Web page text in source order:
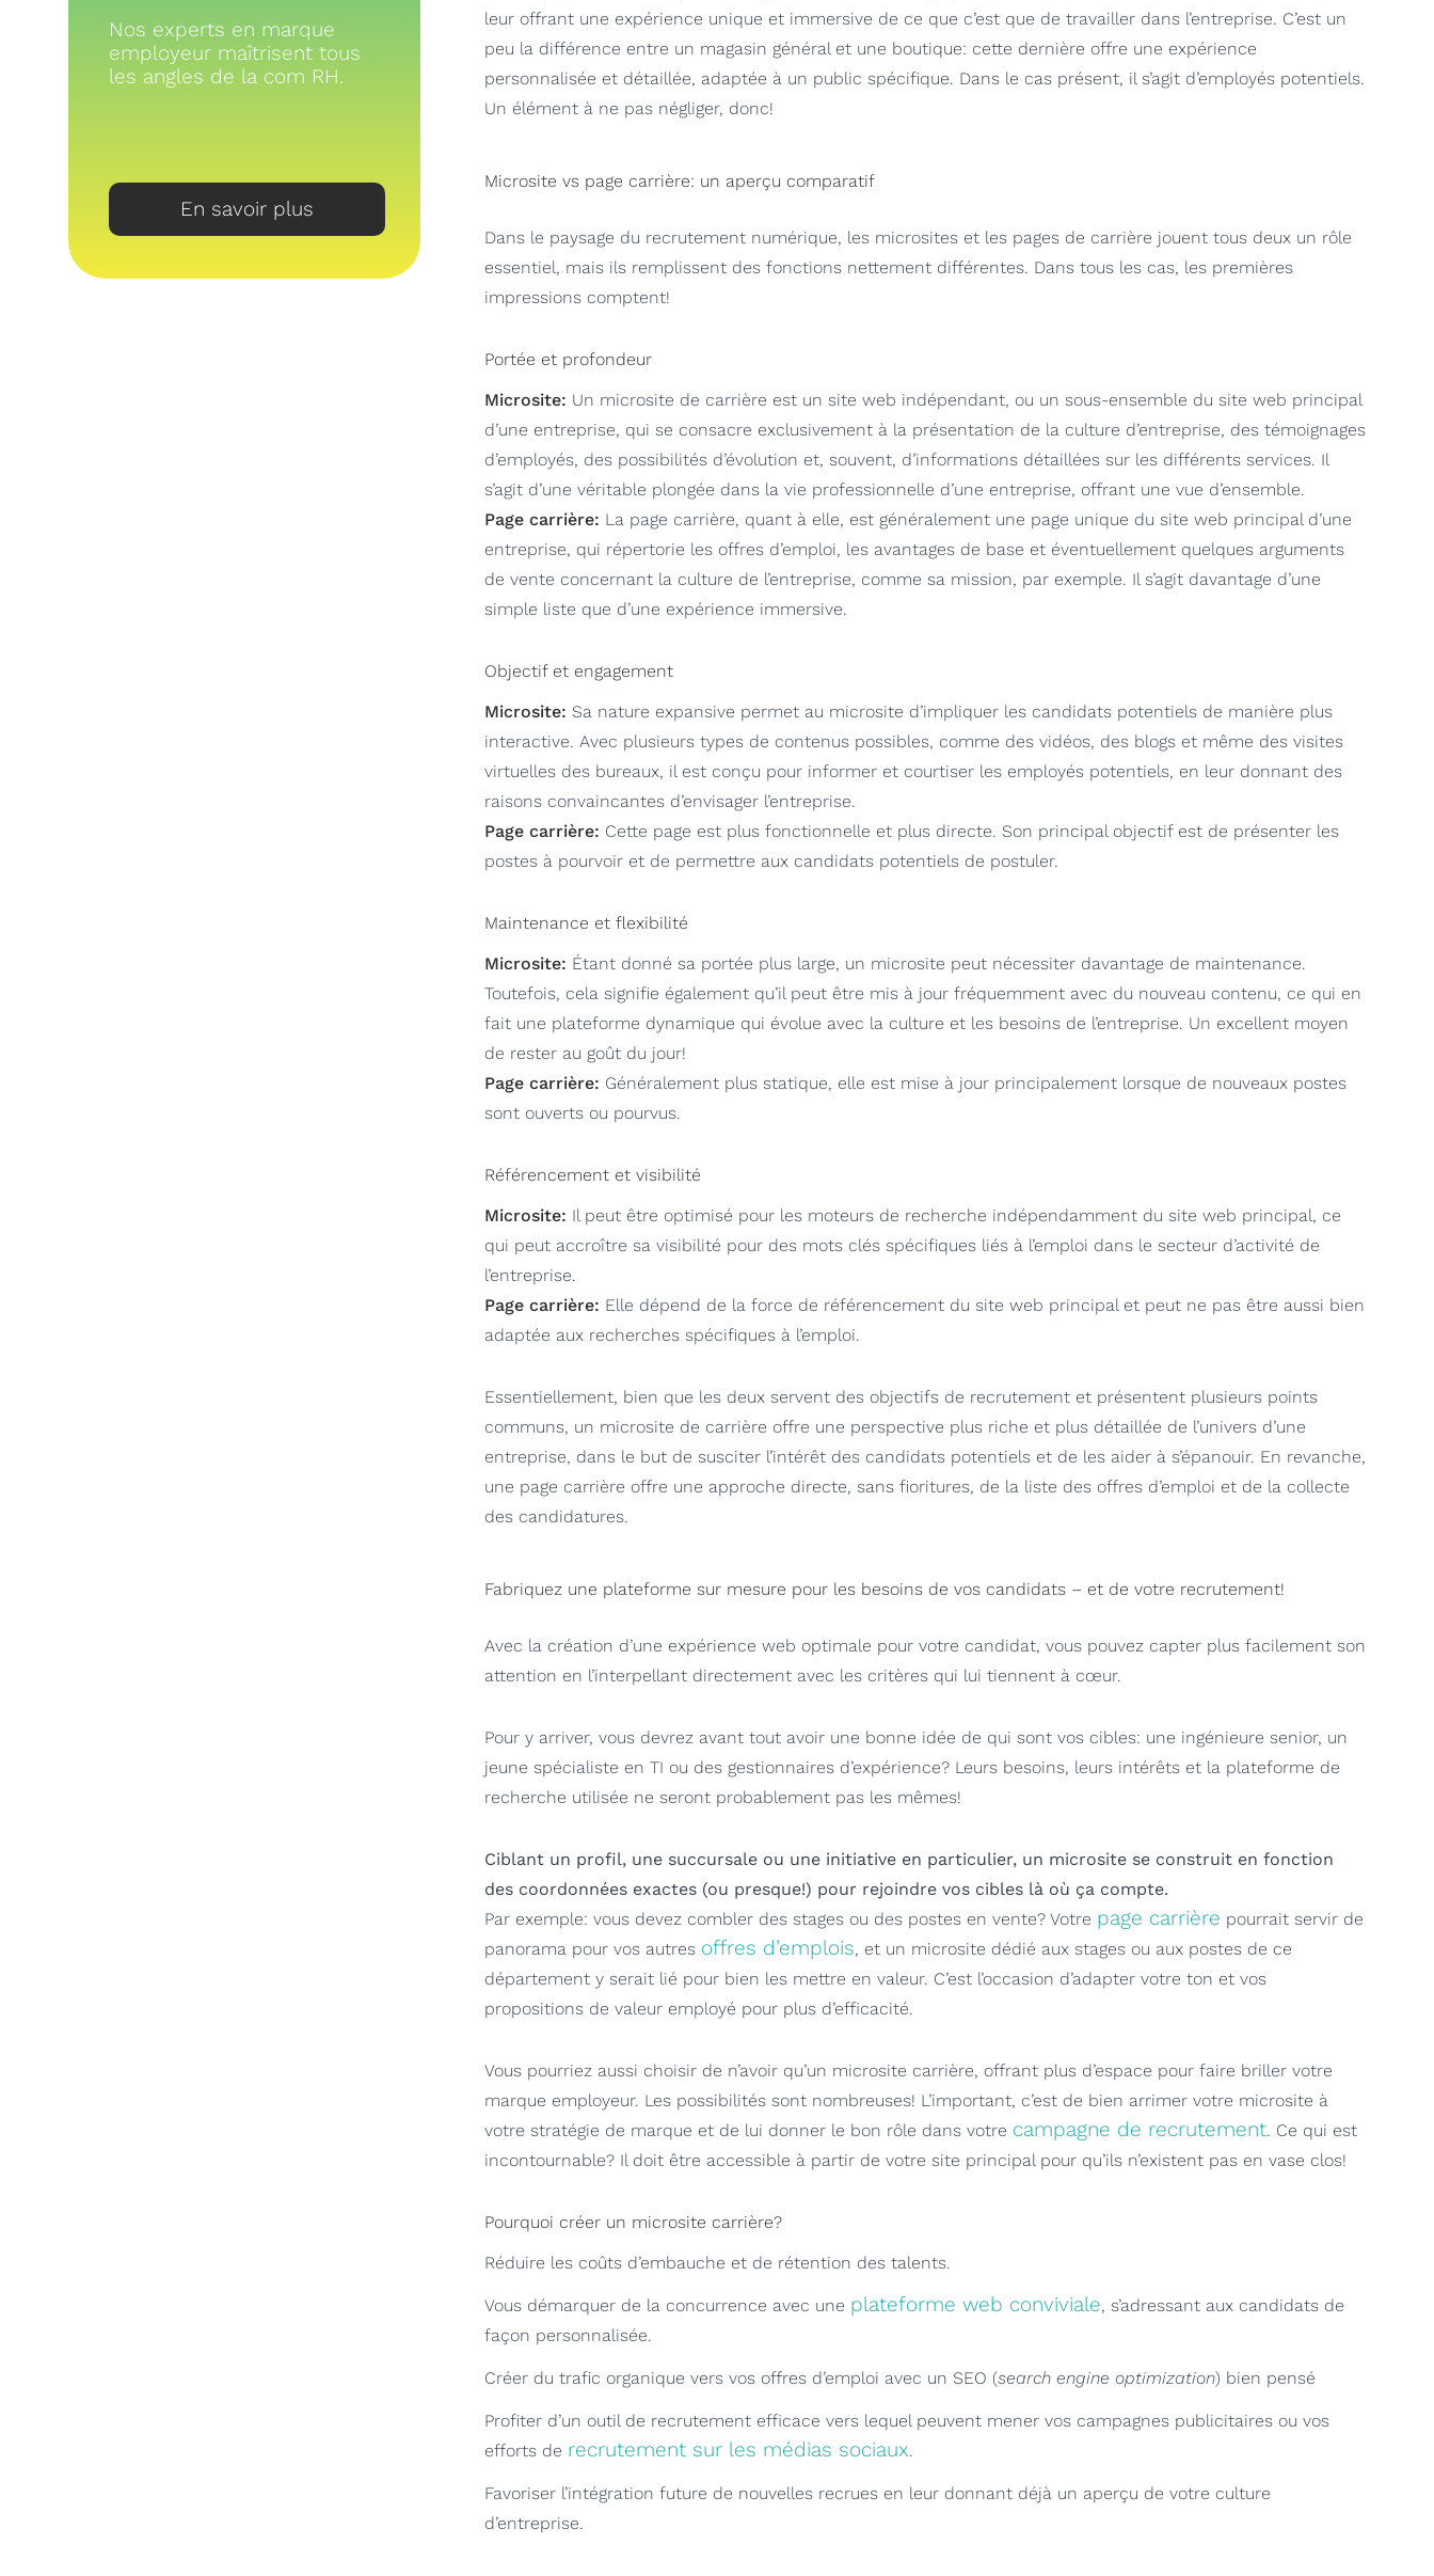
Nos experts en marque
employeur maîtrisent tous
les angles de la com RH.
En savoir plus
leur offrant une expérience unique et immersive de ce que c’est que de travailler dans l’entreprise. C’est un
peu la différence entre un magasin général et une boutique: cette dernière offre une expérience
personnalisée et détaillée, adaptée à un public spécifique. Dans le cas présent, il s’agit d’employés potentiels.
Un élément à ne pas négliger, donc!
Microsite vs page carrière: un aperçu comparatif
Dans le paysage du recrutement numérique, les microsites et les pages de carrière jouent tous deux un rôle
essentiel, mais ils remplissent des fonctions nettement différentes. Dans tous les cas, les premières
impressions comptent!
Portée et profondeur
Microsite: Un microsite de carrière est un site web indépendant, ou un sous-ensemble du site web principal
d’une entreprise, qui se consacre exclusivement à la présentation de la culture d’entreprise, des témoignages
d’employés, des possibilités d’évolution et, souvent, d’informations détaillées sur les différents services. Il
s’agit d’une véritable plongée dans la vie professionnelle d’une entreprise, offrant une vue d’ensemble.
Page carrière: La page carrière, quant à elle, est généralement une page unique du site web principal d’une
entreprise, qui répertorie les offres d’emploi, les avantages de base et éventuellement quelques arguments
de vente concernant la culture de l’entreprise, comme sa mission, par exemple. Il s’agit davantage d’une
simple liste que d’une expérience immersive.
Objectif et engagement
Microsite: Sa nature expansive permet au microsite d’impliquer les candidats potentiels de manière plus
interactive. Avec plusieurs types de contenus possibles, comme des vidéos, des blogs et même des visites
virtuelles des bureaux, il est conçu pour informer et courtiser les employés potentiels, en leur donnant des
raisons convaincantes d’envisager l’entreprise.
Page carrière: Cette page est plus fonctionnelle et plus directe. Son principal objectif est de présenter les
postes à pourvoir et de permettre aux candidats potentiels de postuler.
Maintenance et flexibilité
Microsite: Étant donné sa portée plus large, un microsite peut nécessiter davantage de maintenance.
Toutefois, cela signifie également qu’il peut être mis à jour fréquemment avec du nouveau contenu, ce qui en
fait une plateforme dynamique qui évolue avec la culture et les besoins de l’entreprise. Un excellent moyen
de rester au goût du jour!
Page carrière: Généralement plus statique, elle est mise à jour principalement lorsque de nouveaux postes
sont ouverts ou pourvus.
Référencement et visibilité
Microsite: Il peut être optimisé pour les moteurs de recherche indépendamment du site web principal, ce
qui peut accroître sa visibilité pour des mots clés spécifiques liés à l’emploi dans le secteur d’activité de
l’entreprise.
Page carrière: Elle dépend de la force de référencement du site web principal et peut ne pas être aussi bien
adaptée aux recherches spécifiques à l’emploi.
Essentiellement, bien que les deux servent des objectifs de recrutement et présentent plusieurs points
communs, un microsite de carrière offre une perspective plus riche et plus détaillée de l’univers d’une
entreprise, dans le but de susciter l’intérêt des candidats potentiels et de les aider à s’épanouir. En revanche,
une page carrière offre une approche directe, sans fioritures, de la liste des offres d’emploi et de la collecte
des candidatures.
Fabriquez une plateforme sur mesure pour les besoins de vos candidats – et de votre recrutement!
Avec la création d’une expérience web optimale pour votre candidat, vous pouvez capter plus facilement son
attention en l’interpellant directement avec les critères qui lui tiennent à cœur.
Pour y arriver, vous devrez avant tout avoir une bonne idée de qui sont vos cibles: une ingénieure senior, un
jeune spécialiste en TI ou des gestionnaires d’expérience? Leurs besoins, leurs intérêts et la plateforme de
recherche utilisée ne seront probablement pas les mêmes!
Ciblant un profil, une succursale ou une initiative en particulier, un microsite se construit en fonction
des coordonnées exactes (ou presque!) pour rejoindre vos cibles là où ça compte.
Par exemple: vous devez combler des stages ou des postes en vente? Votre page carrière pourrait servir de
panorama pour vos autres offres d’emplois, et un microsite dédié aux stages ou aux postes de ce
département y serait lié pour bien les mettre en valeur. C’est l’occasion d’adapter votre ton et vos
propositions de valeur employé pour plus d’efficacité.
Vous pourriez aussi choisir de n’avoir qu’un microsite carrière, offrant plus d’espace pour faire briller votre
marque employeur. Les possibilités sont nombreuses! L’important, c’est de bien arrimer votre microsite à
votre stratégie de marque et de lui donner le bon rôle dans votre campagne de recrutement. Ce qui est
incontournable? Il doit être accessible à partir de votre site principal pour qu’ils n’existent pas en vase clos!
Pourquoi créer un microsite carrière?
Réduire les coûts d’embauche et de rétention des talents.
Vous démarquer de la concurrence avec une plateforme web conviviale, s’adressant aux candidats de
façon personnalisée.
Créer du trafic organique vers vos offres d’emploi avec un SEO (search engine optimization) bien pensé
Profiter d’un outil de recrutement efficace vers lequel peuvent mener vos campagnes publicitaires ou vos
efforts de recrutement sur les médias sociaux.
Favoriser l’intégration future de nouvelles recrues en leur donnant déjà un aperçu de votre culture
d’entreprise.